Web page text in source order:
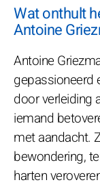
Wat onthult
Antoine
Antoine
gepassioneerd
door verleiding
iemand
met aandacht.
bewondering,
harten